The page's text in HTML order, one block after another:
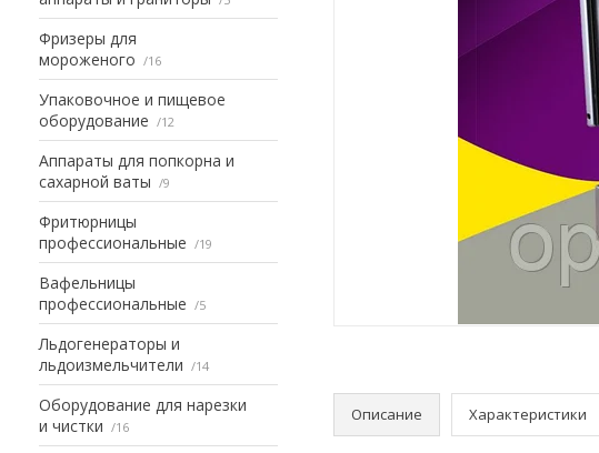
Фризеры для
мороженого
16
Упаковочное и пищевое
оборудование
12
Аппараты для попкорна и
сахарной ваты
9
Фритюрницы
профессиональные
19
Вафельницы
профессиональные
5
Льдогенераторы и
льдоизмельчители
14
Оборудование для нарезки
и чистки
16
Описание Характеристики